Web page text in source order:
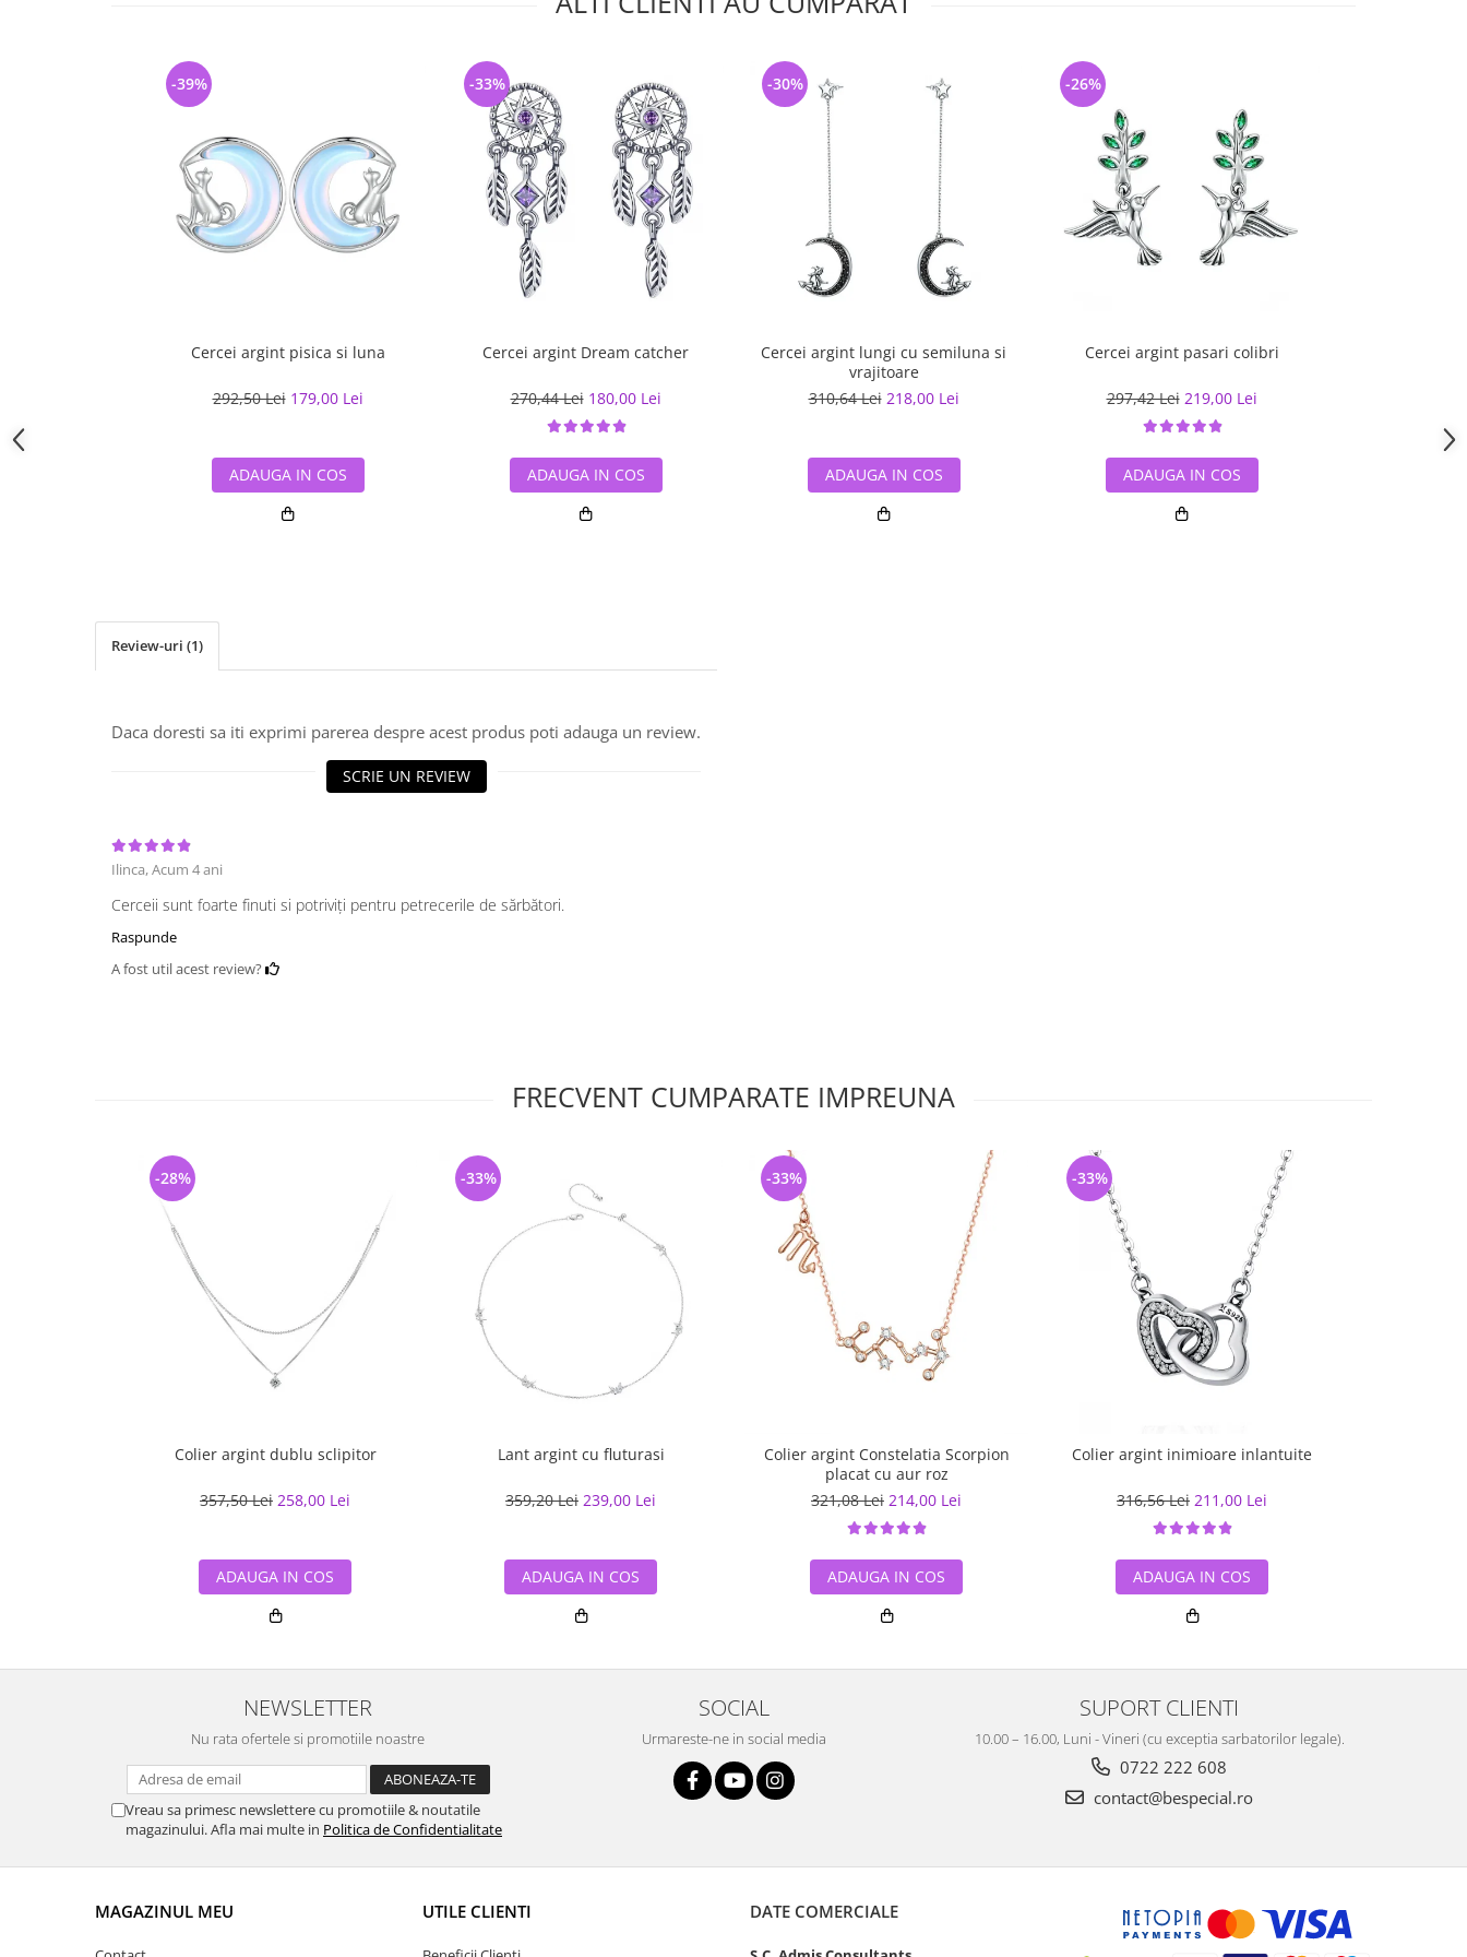
Cercei argint pisica si luna
292,50 Lei 179,00 Lei
-39%
ADAUGA IN COS
Cercei argint Dream catcher
270,44 Lei 180,00 Lei
-33%
ADAUGA IN COS
Cercei argint lungi cu semiluna si
vrajitoare
310,64 Lei 218,00 Lei
-30%
ADAUGA IN COS
Cercei argint pasari colibri
297,42 Lei 219,00 Lei
-26%
ADAUGA IN COS
Review-uri (1)
Daca doresti sa iti exprimi parerea despre acest produs poti adauga un review.
SCRIE UN REVIEW
Ilinca,Acum 4 ani
Cerceii sunt foarte finuti si potriviți pentru petrecerile de sărbători.
Raspunde
A fost util acest review?
FRECVENT CUMPARATE IMPREUNA
Colier argint dublu sclipitor
357,50 Lei 258,00 Lei
-28%
ADAUGA IN COS
Lant argint cu fluturasi
359,20 Lei 239,00 Lei
-33%
ADAUGA IN COS
Colier argint Constelatia Scorpion
placat cu aur roz
321,08 Lei 214,00 Lei
-33%
ADAUGA IN COS
Colier argint inimioare inlantuite
316,56 Lei 211,00 Lei
-33%
ADAUGA IN COS
NEWSLETTER
Nu rata ofertele si promotiile noastre
Vreau sa primesc newslettere cu promotiile & noutatile
magazinului. Afla mai multe in Politica de Confidentialitate
SOCIAL
Urmareste-ne in social media
SUPORT CLIENTI
10.00 – 16.00, Luni - Vineri (cu exceptia sarbatorilor legale).
0722 222 608
contact@bespecial.ro
MAGAZINUL MEU UTILE CLIENTI DATE COMERCIALE